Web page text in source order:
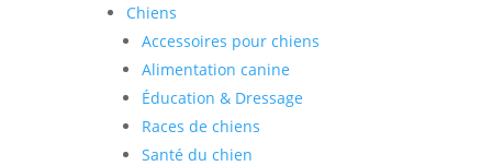
Chiens
Accessoires pour chiens
Alimentation canine
Éducation & Dressage
Races de chiens
Santé du chien